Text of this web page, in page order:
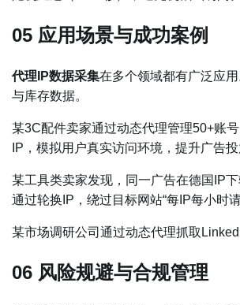
05 应用场景与成功案例
代理IP数据采集在多个领域都有广泛应
与库存数据。
某3C配件卖家通过动态代理管理50+账
IP，模拟用户真实访问环境，提升广告投
某工具类卖家发现，同一广告在德国IP
通过轮换IP，绕过目标网站“每IP每小时请
某市场调研公司通过动态代理抓取
06 风险规避与合规管理